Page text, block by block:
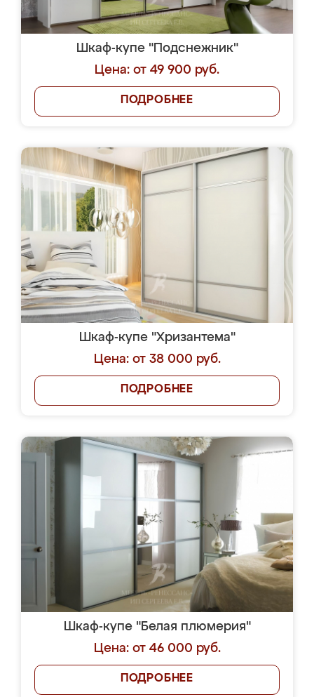
Шкаф-купе "Подснежник"
Цена: от 49 900 руб.
ПОДРОБНЕЕ
Шкаф-купе "Хризантема"
Цена: от 38 000 руб.
ПОДРОБНЕЕ
Шкаф-купе "Белая плюмерия"
Цена: от 46 000 руб.
ПОДРОБНЕЕ